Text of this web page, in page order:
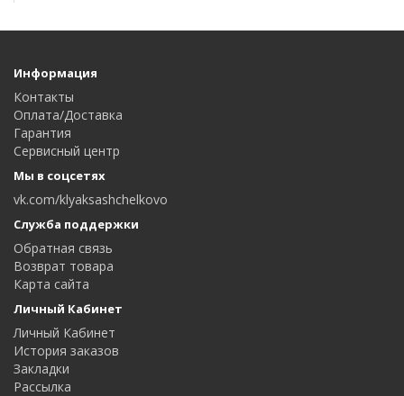
Информация
Контакты
Оплата/Доставка
Гарантия
Сервисный центр
Мы в соцсетях
vk.com/klyaksashchelkovo
Служба поддержки
Обратная связь
Возврат товара
Карта сайта
Личный Кабинет
Личный Кабинет
История заказов
Закладки
Рассылка